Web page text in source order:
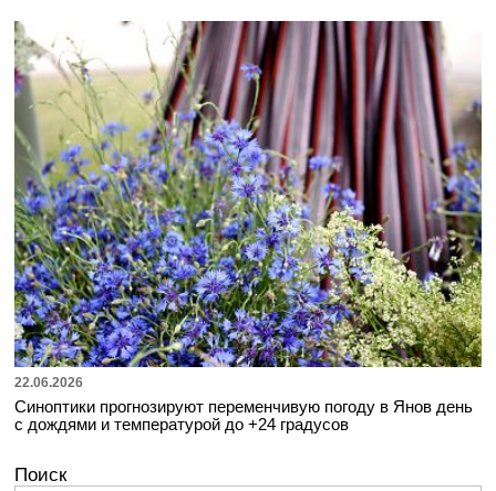
22.06.2026
Синоптики прогнозируют переменчивую погоду в Янов день
с дождями и температурой до +24 градусов
Поиск